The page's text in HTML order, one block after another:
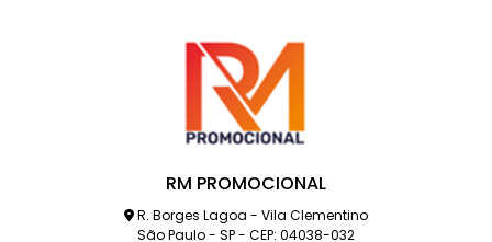
RM PROMOCIONAL
R. Borges Lagoa - Vila Clementino
São Paulo - SP - CEP: 04038-032